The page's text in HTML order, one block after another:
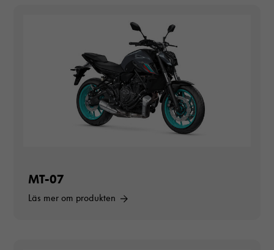
MT-07
Läs mer om produkten